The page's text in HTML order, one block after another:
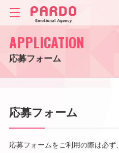
APPLICATION
応募フォーム
応募フォーム
応募フォームをご利用の際は必ず